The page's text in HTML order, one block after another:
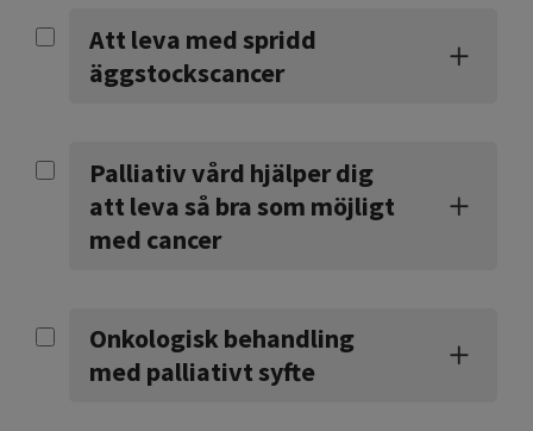
Att leva med spridd
äggstockscancer
Palliativ vård hjälper dig
att leva så bra som möjligt
med cancer
Onkologisk behandling
med palliativt syfte